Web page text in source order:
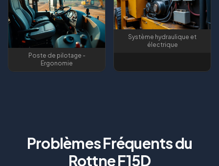
Poste de pilotage -
Ergonomie
Système hydraulique et
électrique
Problèmes Fréquents du
Rottne F15D